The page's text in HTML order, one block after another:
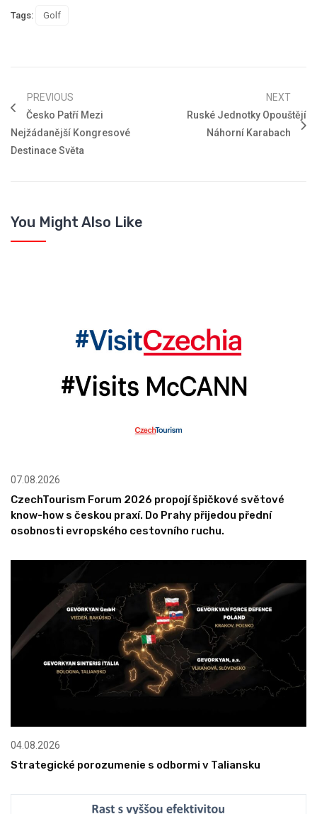
Tags: Golf
PREVIOUS
Česko Patří Mezi
Nejžádanější Kongresové
Destinace Světa
NEXT
Ruské Jednotky Opouštějí
Náhorní Karabach
You Might Also Like
07.08.2026
CzechTourism Forum 2026 propojí špičkové světové
know-how s českou praxí. Do Prahy přijedou přední
osobnosti evropského cestovního ruchu.
04.08.2026
Strategické porozumenie s odbormi v Taliansku